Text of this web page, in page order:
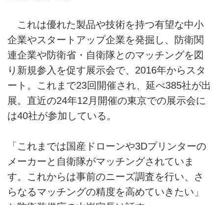
これは優れた製品や技術を持つ有望な中小
企業やスタートアップ企業を発掘し、防衛関
連企業や防衛省・自衛隊とのマッチングを図
り新規参入を促す展示会で、2016年からスタ
ート。これまで23回開催され、延べ385社が出
展。直近の24年12月開催の東京での展示会に
は40社が参加している。
「これまでは国産ドローンや3Dプリンターの
メーカーと自衛隊がマッチングされていま
す。これからは事前のニーズ調査を行い、さ
らなるマッチングの精度を高めていきたい」